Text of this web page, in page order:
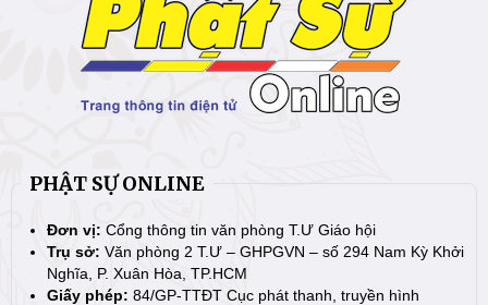
PHẬT SỰ ONLINE
Đơn vị: Cổng thông tin văn phòng T.Ư Giáo hội
Trụ sở: Văn phòng 2 T.Ư – GHPGVN – số 294 Nam Kỳ Khởi
Nghĩa, P. Xuân Hòa, TP.HCM
Giấy phép: 84/GP-TTĐT Cục phát thanh, truyền hình